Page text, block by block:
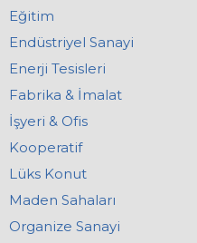
Eğitim
Endüstriyel Sanayi
Enerji Tesisleri
Fabrika & İmalat
İşyeri & Ofis
Kooperatif
Lüks Konut
Maden Sahaları
Organize Sanayi